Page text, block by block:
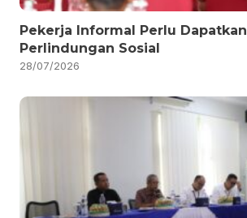
Pekerja Informal Perlu Dapatkan
Perlindungan Sosial
28/07/2026